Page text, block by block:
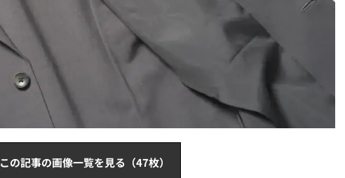
この記事の画像一覧を見る（47枚）